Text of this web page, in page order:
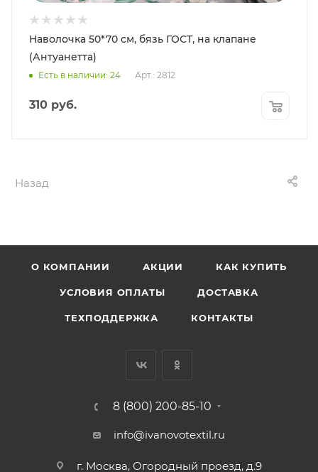
Наволочка 50*70 см, бязь ГОСТ, на клапане
(Антуанетта)
Есть в наличии: 24 Арт.: 2812
310 руб.
Назад
О КОМПАНИИ АКЦИИ КАК КУПИТЬ
УСЛОВИЯ ОПЛАТЫ ДОСТАВКА
ТЕХПОДДЕРЖКА КОНТАКТЫ
8 (800) 200-85-10
info@ivanovotextil.ru
г. Москва, Огородный проезд, д.9